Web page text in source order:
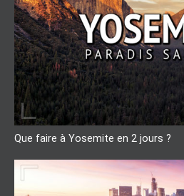
Que faire à Yosemite en 2 jours ?